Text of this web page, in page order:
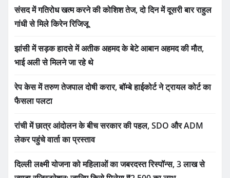
संसद में गतिरोध खत्म करने की कोशिश तेज, दो दिन में दूसरी बार राहुल
गांधी से मिले किरेन रिजिजू
झांसी में सड़क हादसे में अतीक अहमद के बेटे आबान अहमद की मौत,
भाई अली से मिलने जा रहे थे
रेप केस में तरुण तेजपाल दोषी करार, बॉम्बे हाईकोर्ट ने ट्रायल कोर्ट का
फैसला पलटा
रांची में छात्र आंदोलन के बीच सरकार की पहल, SDO और ADM
लेकर पहुंचे वार्ता का प्रस्ताव
दिल्ली लक्ष्मी योजना को महिलाओं का जबरदस्त रिस्पॉन्स, 3 लाख से